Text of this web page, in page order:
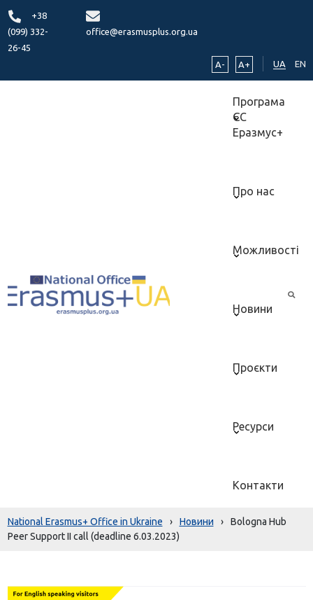
+38
(099) 332-
26-45
office@erasmusplus.org.ua
A- A+ UA EN
Програма
ЄС
Еразмус+
Про нас
Можливості
Новини
Проєкти
Ресурси
Контакти
National Erasmus+ Office in Ukraine › Новини ›
Bologna Hub
Peer Support II call (deadline 6.03.2023)